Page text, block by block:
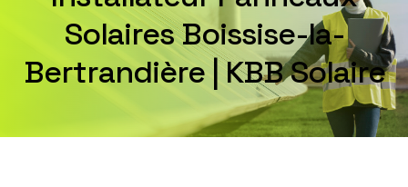
Solaires Boissise-la-
Bertrandière | KBB Solaire